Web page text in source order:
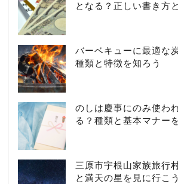
となる？正しい書き方
バーベキューに最適な
種類と特徴を知ろう
のしは慶事にのみ使わ
る？種類と基本マナー
三原市宇根山家族旅行
と満天の星を見に行こ